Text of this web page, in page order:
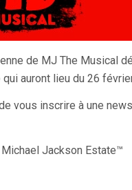
de MJ The Musical
auront lieu du 26
vous inscrire à une
Jackson Estate™